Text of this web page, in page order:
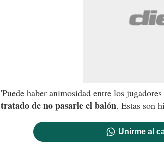
'Puede haber animosidad entre los
tratado de no pasarle el balón. Estas son
Unirme al